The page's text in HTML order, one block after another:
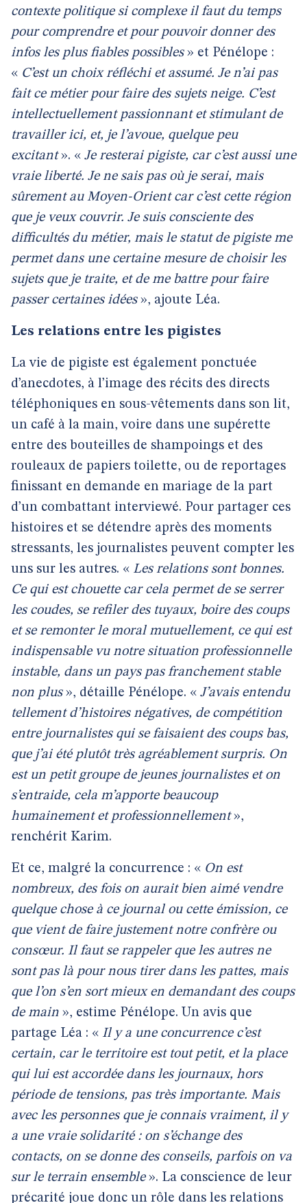
contexte politique si complexe il faut du temps
pour comprendre et pour pouvoir donner des
infos les plus fiables possibles» et Pénélope :
« C’est un choix réfléchi et assumé. Je n’ai pas
fait ce métier pour faire des sujets neige. C’est
intellectuellement passionnant et stimulant de
travailler ici, et, je l’avoue, quelque peu
excitant». « Je resterai pigiste, car c’est aussi une
vraie liberté. Je ne sais pas où je serai, mais
sûrement au Moyen-Orient car c’est cette région
que je veux couvrir. Je suis consciente des
difficultés du métier, mais le statut de pigiste me
permet dans une certaine mesure de choisir les
sujets que je traite, et de me battre pour faire
passer certaines idées», ajoute Léa.
Les relations entre les pigistes
La vie de pigiste est également ponctuée
d’anecdotes, à l’image des récits des directs
téléphoniques en sous-vêtements dans son lit,
un café à la main, voire dans une supérette
entre des bouteilles de shampoings et des
rouleaux de papiers toilette, ou de reportages
finissant en demande en mariage de la part
d’un combattant interviewé. Pour partager ces
histoires et se détendre après des moments
stressants, les journalistes peuvent compter les
uns sur les autres. « Les relations sont bonnes.
Ce qui est chouette car cela permet de se serrer
les coudes, se refiler des tuyaux, boire des coups
et se remonter le moral mutuellement, ce qui est
indispensable vu notre situation professionnelle
instable, dans un pays pas franchement stable
non plus», détaille Pénélope. « J’avais entendu
tellement d’histoires négatives, de compétition
entre journalistes qui se faisaient des coups bas,
que j’ai été plutôt très agréablement surpris. On
est un petit groupe de jeunes journalistes et on
s’entraide, cela m’apporte beaucoup
humainement et professionnellement»,
renchérit Karim.
Et ce, malgré la concurrence : « On est
nombreux, des fois on aurait bien aimé vendre
quelque chose à ce journal ou cette émission, ce
que vient de faire justement notre confrère ou
consœur. Il faut se rappeler que les autres ne
sont pas là pour nous tirer dans les pattes, mais
que l’on s’en sort mieux en demandant des coups
de main », estime Pénélope. Un avis que
partage Léa : « Il y a une concurrence c’est
certain, car le territoire est tout petit, et la place
qui lui est accordée dans les journaux, hors
période de tensions, pas très importante. Mais
avec les personnes que je connais vraiment, il y
a une vraie solidarité : on s’échange des
contacts, on se donne des conseils, parfois on va
sur le terrain ensemble». La conscience de leur
précarité joue donc un rôle dans les relations